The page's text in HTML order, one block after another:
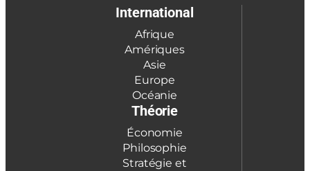
International
Afrique
Amériques
Asie
Europe
Océanie
Théorie
Économie
Philosophie
Stratégie et